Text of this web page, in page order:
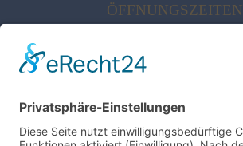
ÖFFNUNGSZEITEN
10.00 – 18.00 Uhr
10.00 – 15.00 Uhr